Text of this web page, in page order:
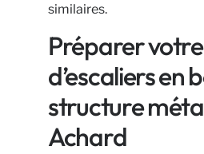
similaires.
Préparer
d’escaliers en
structure
Achard